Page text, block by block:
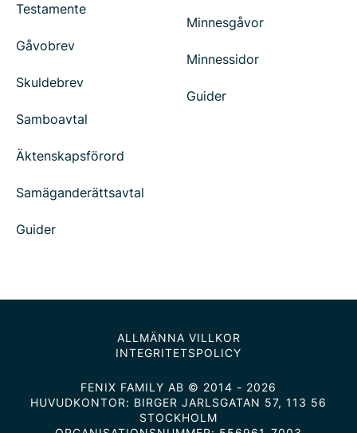
Testamente
Gåvobrev
Skuldebrev
Samboavtal
Äktenskapsförord
Samäganderättsavtal
Guider
Minnesgåvor
Minnessidor
Guider
ALLMÄNNA VILLKOR
INTEGRITETSPOLICY
FENIX FAMILY AB © 2014 - 2026
HUVUDKONTOR: BIRGER JARLSGATAN 57, 113 56
STOCKHOLM